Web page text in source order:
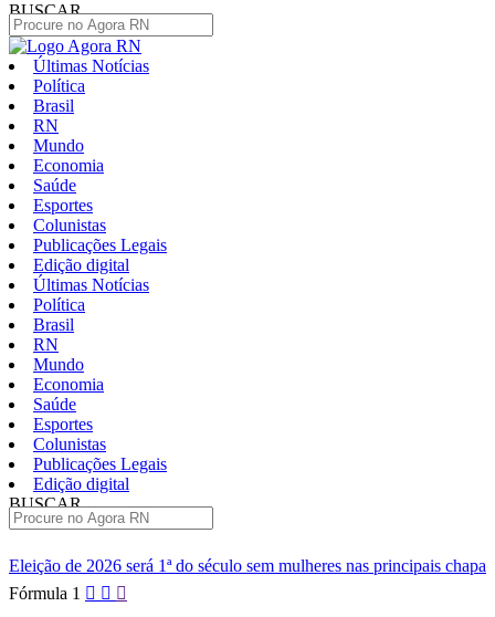
BUSCAR
Últimas Notícias
Política
Brasil
RN
Mundo
Economia
Saúde
Esportes
Colunistas
Publicações Legais
Edição digital
Últimas Notícias
Política
Brasil
RN
Mundo
Economia
Saúde
Esportes
Colunistas
Publicações Legais
Edição digital
BUSCAR
do século sem mulheres nas principais chapas
Renan diz que
Pular
Fórmula 1